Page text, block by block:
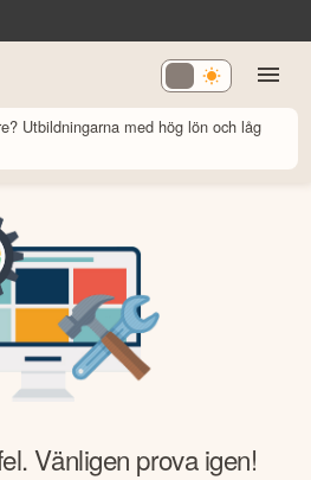
Utbildningarna med hög lön och låg
Vänligen prova igen!